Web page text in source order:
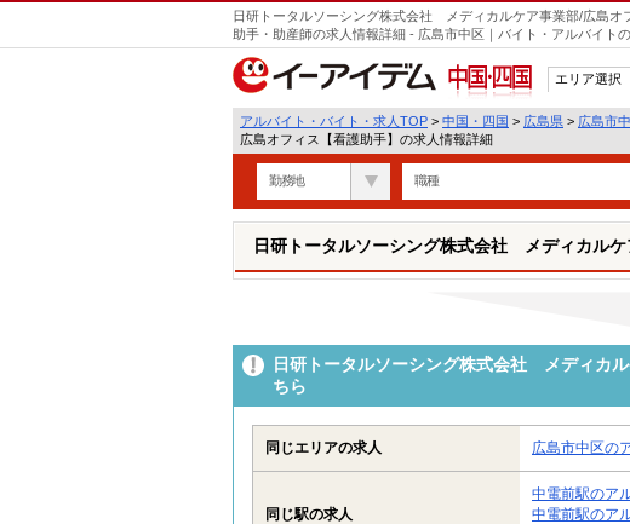
日研トータルソーシング株式会社 メディカルケア事業部/広島オ
助手・助産師の求人情報詳細 - 広島市中区｜バイト・アルバイト
中国・四国
エリア選択
アルバイト・バイト・求人TOP > 中国・四国 > 広島県 > 広島市
広島オフィス【看護助手】の求人情報詳細
勤務地 職種
日研トータルソーシング株式会社 メディカルケ
日研トータルソーシング株式会社 メディカ
ちら
同じエリアの求人 広島市中区の
同じ駅の求人
中電前駅のア
中電前駅のア